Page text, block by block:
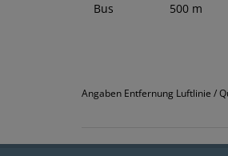
Bus 500 m
Angaben Entfernung Luftlinie /